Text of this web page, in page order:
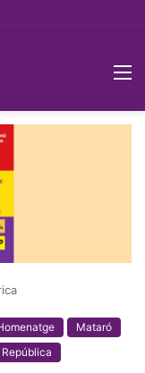
Mataró
República